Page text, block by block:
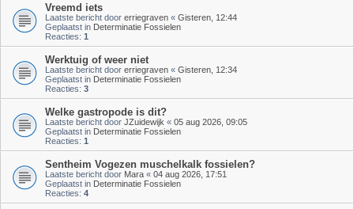
Vreemd iets
Laatste bericht door erriegraven « Gisteren, 12:44
Geplaatst in Determinatie Fossielen
Reacties: 1
Werktuig of weer niet
Laatste bericht door erriegraven « Gisteren, 12:34
Geplaatst in Determinatie Fossielen
Reacties: 3
Welke gastropode is dit?
Laatste bericht door JZuidewijk « 05 aug 2026, 09:05
Geplaatst in Determinatie Fossielen
Reacties: 1
Sentheim Vogezen muschelkalk fossielen?
Laatste bericht door Mara « 04 aug 2026, 17:51
Geplaatst in Determinatie Fossielen
Reacties: 4